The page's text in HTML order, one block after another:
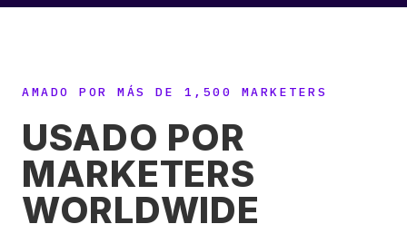
AMADO POR MÁS DE 1,500 MARKETERS
USADO POR
MARKETERS
WORLDWIDE